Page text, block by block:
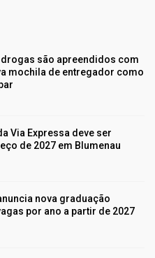
drogas são apreendidos com
mochila de entregador como
Via Expressa deve ser
de 2027 em Blumenau
nova graduação
por ano a partir de 2027